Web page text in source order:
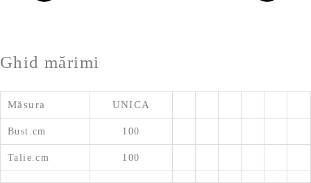
Ghid mărimi
Măsura UNICA
Bust.cm 100
Talie.cm 100